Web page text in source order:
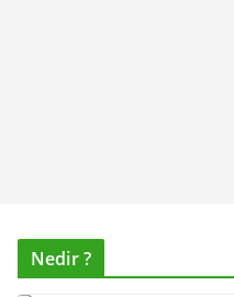
Nedir ?